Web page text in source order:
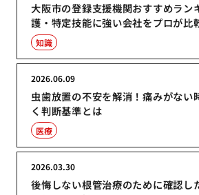
大阪市の登録支援機関おすすめラン
護・特定技能に強い会社をプロが比
知識
虫歯放置の不安を解消！痛みがない
く判断基準とは
2026.06.09
医療
後悔しない根管治療のために確認し
2026.03.30